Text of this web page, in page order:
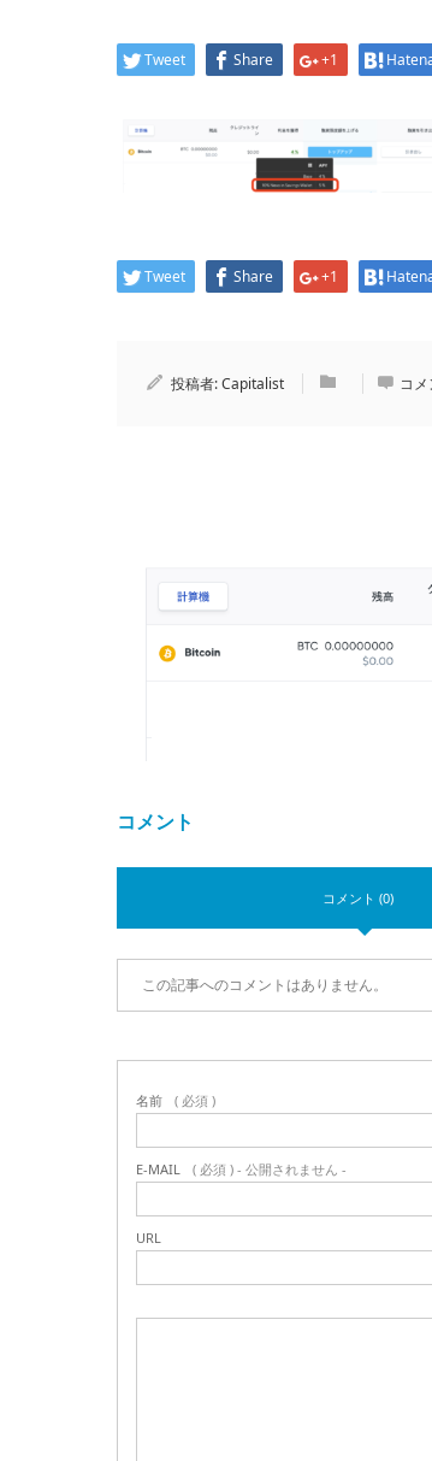
Tweet Share +1
Tweet Share +1
投稿者:Capitalist コ
コメント
コメント (0)
この記事へのコメントはありません。
名前 ( 必須 )
E-MAIL ( 必須 ) - 公開されません -
URL